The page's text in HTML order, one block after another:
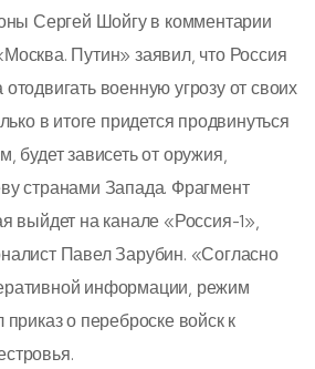
Сергей Шойгу в комментарии
Путин» заявил, что Россия
военную угрозу от своих
в итоге придется продвинуться
будет зависеть от оружия,
странами Запада. Фрагмент
выйдет на канале «Россия-1»,
Павел Зарубин. «Согласно
информации, режим
приказ о переброске войск к